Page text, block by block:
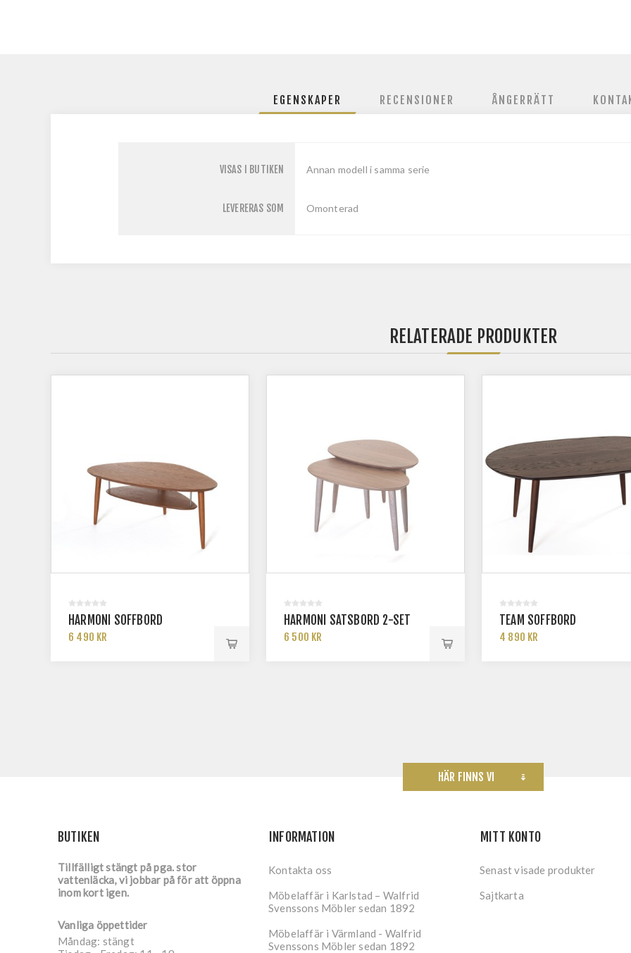
EGENSKAPER RECENSIONER ÅNGERRÄTT
VISAS I BUTIKEN Annan modell i samma serie
LEVERERAS SOM Omonterad
RELATERADE PRODUKTER
HARMONI SOFFBORD
6 490 KR
HARMONI SATSBORD 2-SET
6 500 KR
TEAM SOFFBORD
4 890 KR
HÄR FINNS VI
BUTIKEN
Tillfälligt stängt på pga. stor
vattenläcka, vi jobbar på för att öppna
inom kort igen.
Vanliga öppettider
Måndag: stängt
INFORMATION
Kontakta oss
Möbelaffär i Karlstad – Walfrid
Svenssons Möbler sedan 1892
Möbelaffär i Värmland - Walfrid
Svenssons Möbler sedan 1892
MITT KONTO
Senast visade produkter
Sajtkarta